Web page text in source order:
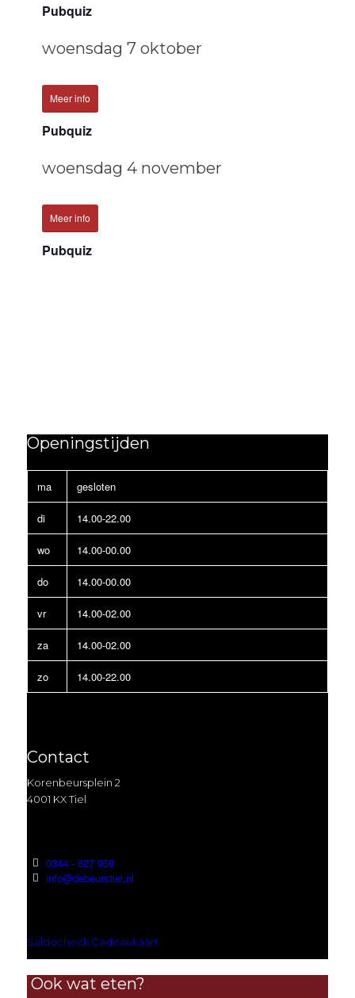
Pubquiz
woensdag 7 oktober
Meer info
Pubquiz
woensdag 4 november
Meer info
Pubquiz
Openingstijden
ma gesloten
di 14.00-22.00
wo 14.00-00.00
do 14.00-00.00
vr 14.00-02.00
za 14.00-02.00
zo 14.00-22.00
Contact
Korenbeursplein 2
4001 KX Tiel
0344 - 627 959
info@debeurstiel.nl
Saldocheck Cadeaukaart
Ook wat eten?